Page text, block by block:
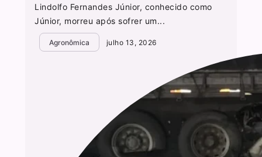
Lindolfo Fernandes Júnior, conhecido como
Júnior, morreu após sofrer um...
Agronômica julho 13, 2026